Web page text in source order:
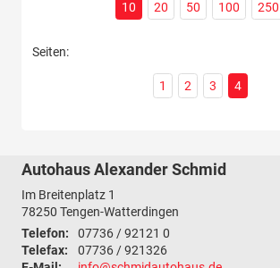
10 20 50 100 250
Seiten:
1 2 3 4
Autohaus Alexander Schmid
Im Breitenplatz 1
78250 Tengen-Watterdingen
Telefon:
07736 / 92121 0
Telefax:
07736 / 921326